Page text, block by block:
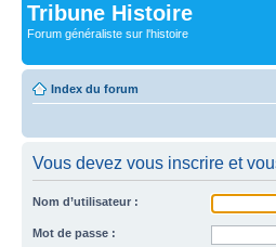
Tribune Histoire
Forum généraliste sur l'histoire
Index du forum
Vous devez vous inscrire et
Nom d’utilisateur :
Mot de passe :